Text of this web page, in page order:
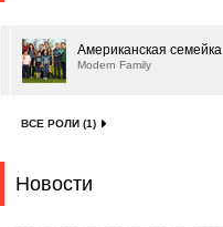
Американская семейка
Modern Family
ВСЕ РОЛИ (1)
Новости